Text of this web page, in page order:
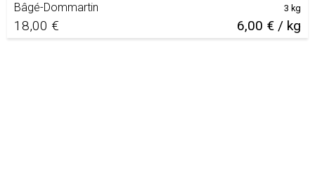
Bâgé-Dommartin
18,00 € 6,00 € / kg
3 kg